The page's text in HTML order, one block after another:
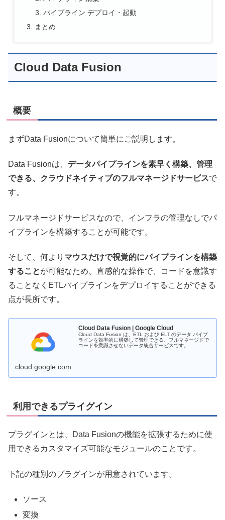
パイプライン デプロイ・起動
まとめ
Cloud Data Fusion
概要
まずData Fusionについて簡単にご説明します。
Data Fusionは、 データパイプラインを素早く構築、管理
できる、クラウドネイティブのフルマネージドサービスで
す。
フルマネージドサービスなので、インフラの管理なしでパ
イプラインを構築することが可能です。
そして、何より マウスだけで視覚的にパイプラインを構築
することが可能なため、直感的な操作で、コードを意識す
ることなくETLパイプラインをデプロイすることができる
点が長所です。
Cloud Data Fusion | Google Cloud
Cloud Data Fusion は、ETL および ELT のデータ パイプ
ラインを効率的に構築して管理できる、フルマネージドで
コードを意識させないデータ統合サービスです。
cloud.google.com
利用できるプライグイン
プラグインとは、Data Fusionの機能を拡張するために使
用できるカスタマイズ可能なモジュールのことです。
下記の種別のプラグインが用意されています。
ソース
変換